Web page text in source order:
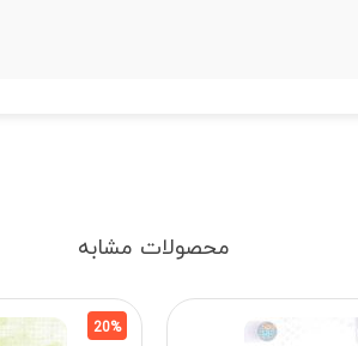
محصولات مشابه
20%